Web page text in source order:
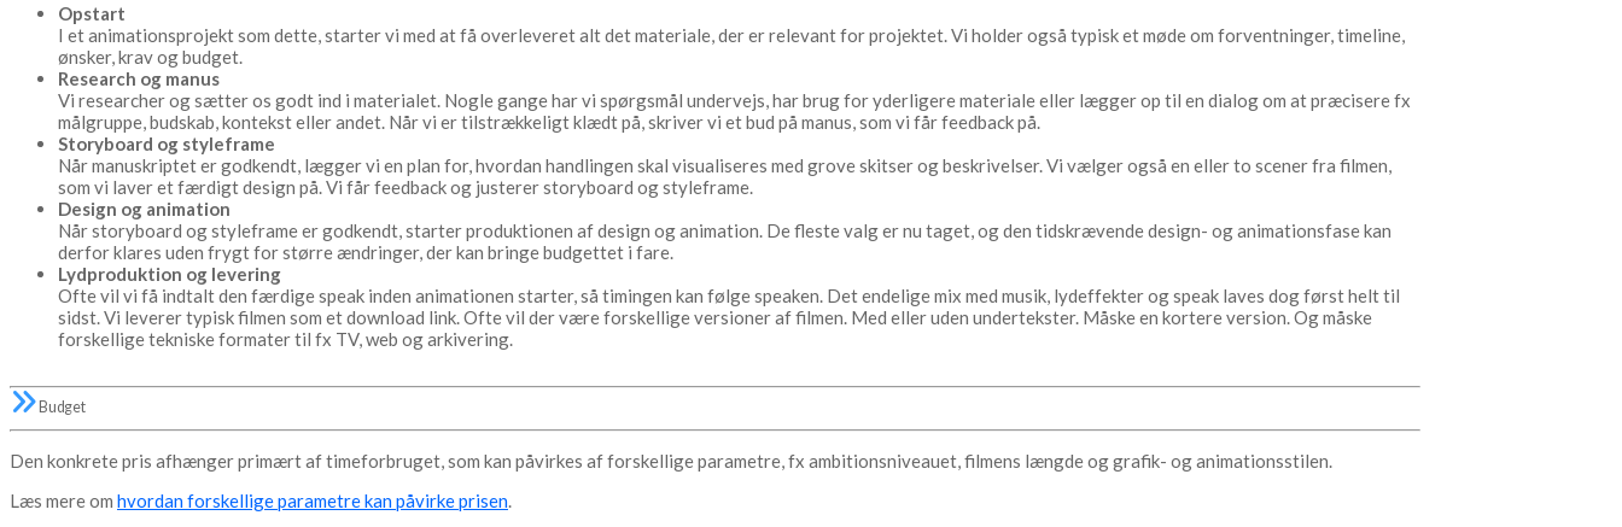
Opstart
I et animationsprojekt som dette, starter vi med at få overleveret alt det materiale, der er relevant for projektet. Vi holder også typisk et møde om forventninger, timeline,
ønsker, krav og budget.
Research og manus
Vi researcher og sætter os godt ind i materialet. Nogle gange har vi spørgsmål undervejs, har brug for yderligere materiale eller lægger op til en dialog om at præcisere fx
målgruppe, budskab, kontekst eller andet. Når vi er tilstrækkeligt klædt på, skriver vi et bud på manus, som vi får feedback på.
Storyboard og styleframe
Når manuskriptet er godkendt, lægger vi en plan for, hvordan handlingen skal visualiseres med grove skitser og beskrivelser. Vi vælger også en eller to scener fra filmen,
som vi laver et færdigt design på. Vi får feedback og justerer storyboard og styleframe.
Design og animation
Når storyboard og styleframe er godkendt, starter produktionen af design og animation. De fleste valg er nu taget, og den tidskrævende design- og animationsfase kan
derfor klares uden frygt for større ændringer, der kan bringe budgettet i fare.
Lydproduktion og levering
Ofte vil vi få indtalt den færdige speak inden animationen starter, så timingen kan følge speaken. Det endelige mix med musik, lydeffekter og speak laves dog først helt til
sidst. Vi leverer typisk filmen som et download link. Ofte vil der være forskellige versioner af filmen. Med eller uden undertekster. Måske en kortere version. Og måske
forskellige tekniske formater til fx TV, web og arkivering.
Budget
Den konkrete pris afhænger primært af timeforbruget, som kan påvirkes af forskellige parametre, fx ambitionsniveauet, filmens længde og grafik- og animationsstilen.
Læs mere om hvordan forskellige parametre kan påvirke prisen.